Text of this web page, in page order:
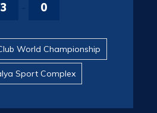
3 0
World Championship
Sport Complex